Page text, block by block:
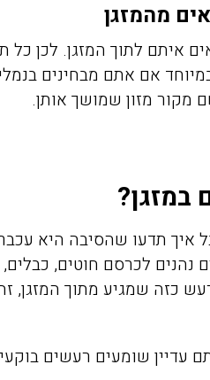
בערב לגבי
כאלה. תודה
איתם לתוך המזגן. לכן כל
אם אתם מבחינים
מקור מזון שמושך אותן.
במזגן?
איך תדעו שהסיבה היא
לכרסם חוטים,
כזה שמגיע מתוך המזגן,
עדיין שומעים רעשים